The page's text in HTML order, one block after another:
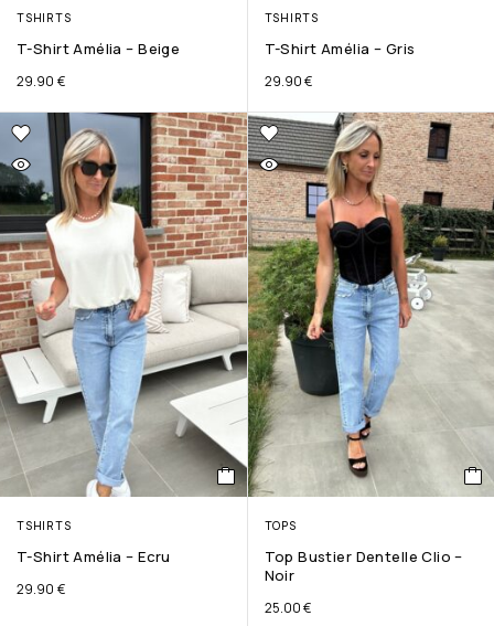
TSHIRTS
T-Shirt Amélia – Beige
29.90 €
TSHIRTS
T-Shirt Amélia – Gris
29.90€
TSHIRTS
T-Shirt Amélia – Ecru
29.90 €
TOPS
Top Bustier Dentelle Clio –
Noir
25.00€